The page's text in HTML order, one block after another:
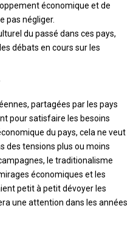
économique et de
pas négliger.
du passé dans ces pays,
débats en cours sur les
partagées par les pays
pour satisfaire les besoins
du pays, cela ne veut
des tensions plus ou moins
le traditionalisme
économiques et les
petit à petit dévoyer les
une attention dans les années